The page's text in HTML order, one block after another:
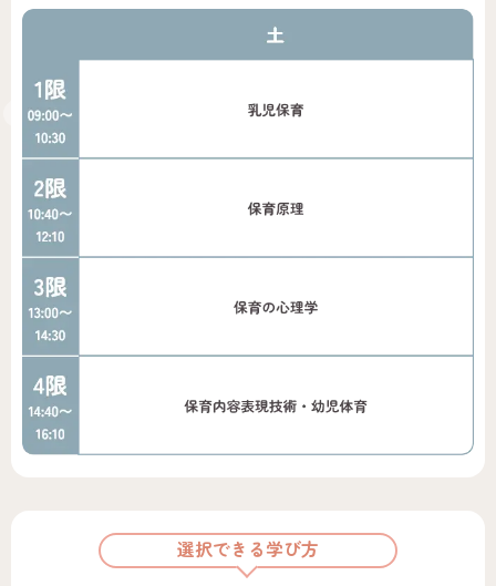
選択できる学び方